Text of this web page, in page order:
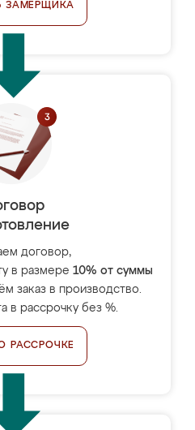
ЗАМЕРЩИКА
договор,
в размере 10% от суммы
заказ в производство.
в рассрочку без %.
РАССРОЧКЕ